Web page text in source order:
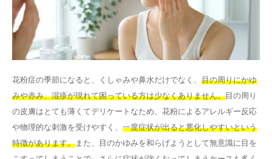
花粉症の季節になると、くしゃみや鼻水だけでなく、 目の周りにかゆ
みや赤み、湿疹が現れて困っている方は少なくありません。目の周り
の皮膚はとても薄くてデリケートなため、花粉によるアレルギー反応
や物理的な刺激を受けやすく、 一度症状が出ると悪化しやすいという
特徴があります。 また、目のかゆみを和らげようとして無意識に目を
简体中文 한국어 日本語 Español
English